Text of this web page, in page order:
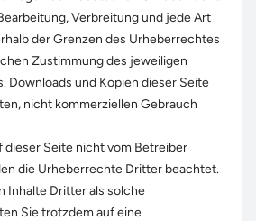
Verbreitung und jede Art
der Grenzen des Urheberrechtes
Zustimmung des jeweiligen
Downloads und Kopien dieser Seite
nicht kommerziellen Gebrauch
dieser Seite nicht vom Betreiber
die Urheberrechte Dritter beachtet.
Inhalte Dritter als solche
Sie trotzdem auf eine